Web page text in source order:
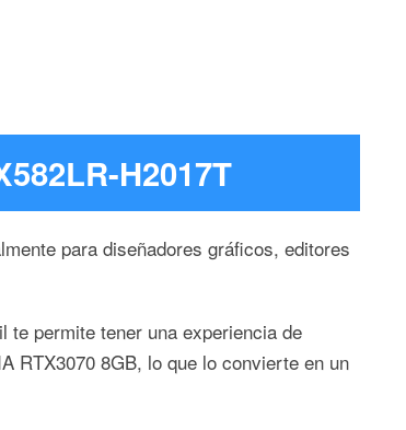
H2017T
para diseñadores gráficos, editores
te permite tener una experiencia de
RTX3070 8GB, lo que lo convierte en un